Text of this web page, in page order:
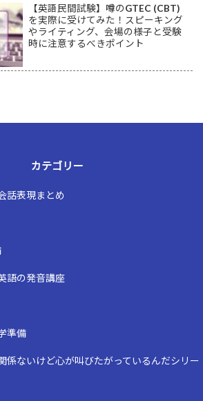
【英語民間試験】噂のGTEC (CBT)
を実際に受けてみた！スピーキング
やライティング、会場の様子と受験
時に注意するべきポイント
カテゴリー
話表現まとめ
語の発音講座
準備
係ないけど心が叫びたがっているんだシリー